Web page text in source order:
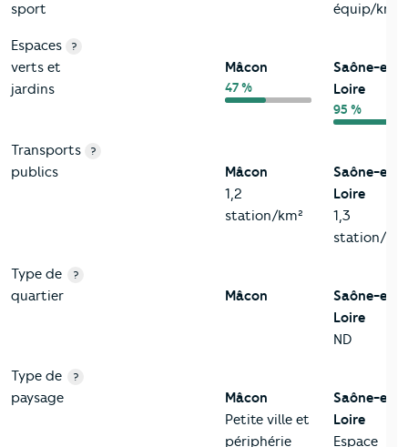
sport
équip/km²
Espaces
verts et
jardins
?
Mâcon
47 %
Saône-et-
Loire
95 %
Transports
publics
?
Mâcon
1,2
station/km²
Saône-et-
Loire
1,3
station/
Type de
quartier
?
Mâcon
Saône-et-
Loire
ND
Type de
paysage
?
Mâcon
Petite ville et
périphérie
Saône-et-
Loire
Espace